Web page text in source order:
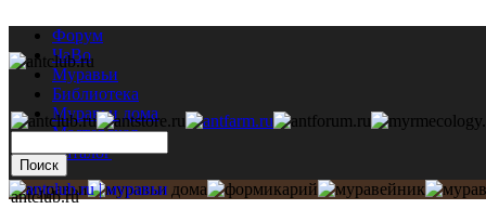
Форум
ЧаВо
Муравьи
Библиотека
Муравьи дома
Мастерская
Каталог
antclub.ru